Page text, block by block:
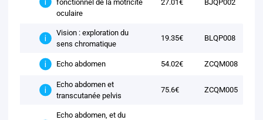
fonctionnel de la motricité
oculaire
27.01€ BJQP002
Vision : exploration du
sens chromatique
19.35€ BLQP008
Echo abdomen 54.02€ ZCQM008
Echo abdomen et
transcutanée pelvis
75.6€ ZCQM005
Echo abdomen, et du